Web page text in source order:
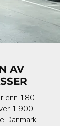
AV
enn 180
1.900
Danmark.